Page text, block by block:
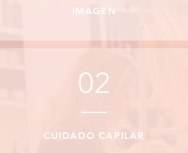
IMAGEN
02
CUIDADO CAPILAR